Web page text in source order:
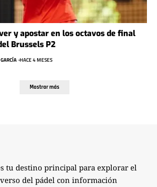
y apostar en los octavos de final
Brussels P2
HACE 4 MESES
Mostrar más
tu destino principal para explorar el
del pádel con información